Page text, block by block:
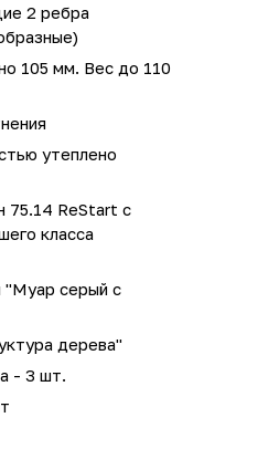
2 ребра
105 мм. Вес до 110
утеплено
75.14 ReStart с
класса
"Муар серый с
дерева"
- 3 шт.